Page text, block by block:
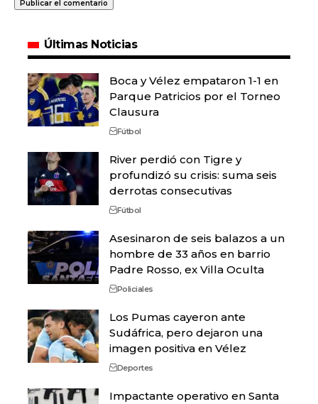
Últimas Noticias
Boca y Vélez empataron 1-1 en
Parque Patricios por el Torneo
Clausura
Fútbol
River perdió con Tigre y
profundizó su crisis: suma seis
derrotas consecutivas
Fútbol
Asesinaron de seis balazos a un
hombre de 33 años en barrio
Padre Rosso, ex Villa Oculta
Policiales
Los Pumas cayeron ante
Sudáfrica, pero dejaron una
imagen positiva en Vélez
Deportes
Impactante operativo en Santa